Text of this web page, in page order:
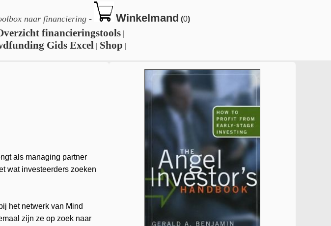
naar financiering - Winkelmand (0)
financieringstools
Gids Excel Shop
als managing partner
wat investeerders zoeken
het netwerk van Mind
zijn ze op zoek naar